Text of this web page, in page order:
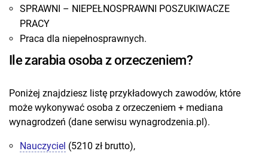
SPRAWNI – NIEPEŁNOSPRAWNI POSZUKIWACZE
PRACY
Praca dla niepełnosprawnych.
Ile zarabia osoba z orzeczeniem?
Poniżej znajdziesz listę przykładowych zawodów, które
może wykonywać osoba z orzeczeniem + mediana
wynagrodzeń (dane serwisu wynagrodzenia.pl).
Nauczyciel (5210 zł brutto),